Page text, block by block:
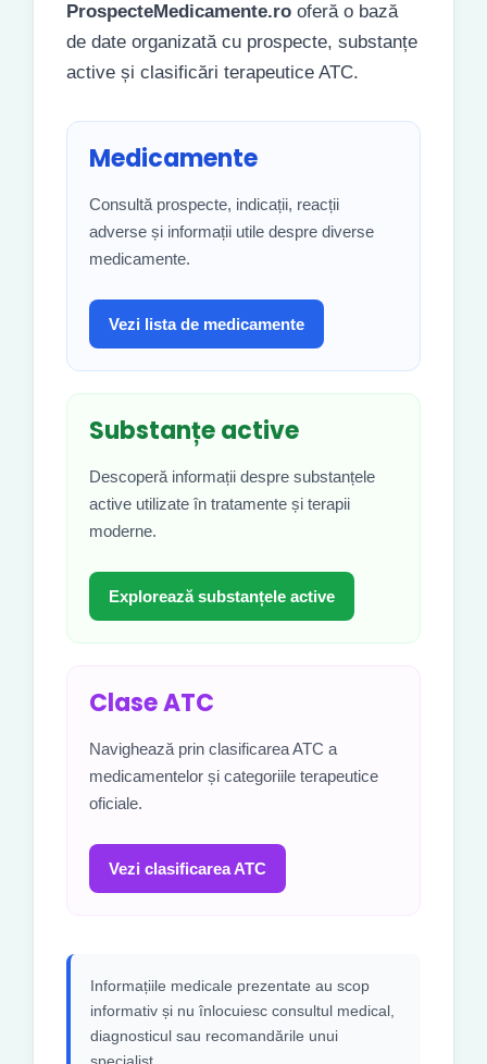
ProspecteMedicamente.ro oferă o bază
de date organizată cu prospecte, substanțe
active și clasificări terapeutice ATC.
Medicamente
Consultă prospecte, indicații, reacții
adverse și informații utile despre diverse
medicamente.
Vezi lista de medicamente
Substanțe active
Descoperă informații despre substanțele
active utilizate în tratamente și terapii
moderne.
Explorează substanțele active
Clase ATC
Navighează prin clasificarea ATC a
medicamentelor și categoriile terapeutice
oficiale.
Vezi clasificarea ATC
Informațiile medicale prezentate au scop
informativ și nu înlocuiesc consultul medical,
diagnosticul sau recomandările unui